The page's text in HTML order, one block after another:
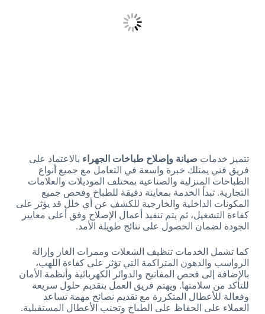
تتميز خدمات صيانة وإصلاح طباخات الجهراء بالاعتماد على
فريق فني يمتلك خبرة واسعة في التعامل مع جميع أنواع
الطباخات المنزلية والصناعية بمختلف الموديلات والعلامات
التجارية. تبدأ الخدمة بمعاينة دقيقة للطباخ وفحص جميع
المكونات الداخلية والخارجية للكشف عن أي خلل قد يؤثر على
كفاءة التشغيل، ثم يتم تنفيذ أعمال الإصلاح وفق أعلى معايير
الجودة لضمان الحصول على نتائج طويلة الأمد.
كما تشمل الخدمات تنظيف الشعلات وممرات الغاز وإزالة
الرواسب والدهون المتراكمة التي تؤثر على كفاءة اللهب،
بالإضافة إلى فحص المفاتيح والدوائر الكهربائية وأنظمة الأمان
للتأكد من سلامتها. ويهتم فريق العمل بتقديم حلول سريعة
وفعالة للأعطال المتكررة مع تقديم نصائح مهمة تساعد
العملاء على الحفاظ على الطباخ وتجنب الأعطال المستقبلية.